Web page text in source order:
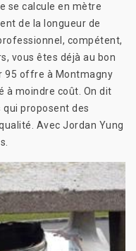
se calcule en mètre
de la longueur de
compétent,
vous êtes déjà au bon
95 offre à Montmagny
à moindre coût. On dit
proposent des
Avec Jordan Yung